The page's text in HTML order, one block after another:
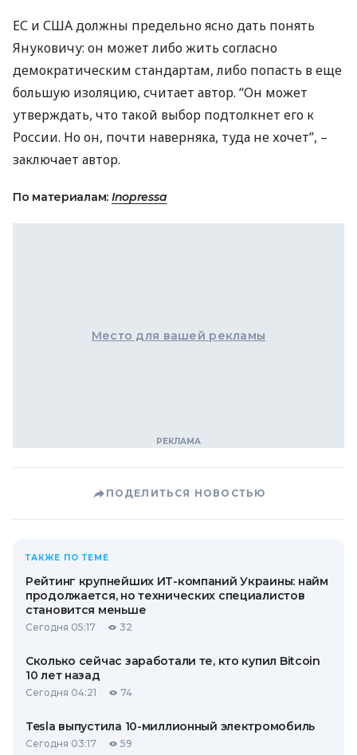
ЕС и СШАдолжны предельно ясно дать понять
Януковичу: он может либо жить согласно
демократическим стандартам, либо попасть в еще
большую изоляцию, считает автор. “Он может
утверждать, что такой выбор подтолкнет его к
России. Но он, почти наверняка, туда не хочет”, –
заключает автор.
По материалам: Inopressa
Место для вашей рекламы
ПОДЕЛИТЬСЯ НОВОСТЬЮ
ТАКЖЕ ПО ТЕМЕ
Рейтинг крупнейших ИТ-компаний Украины: найм
продолжается, но технических специалистов
становится меньше
Сегодня 05:17 32
Сколько сейчас заработали те, кто купил Bitcoin
10 лет назад
Сегодня 04:21 74
Tesla выпустила 10-миллионный электромобиль
Сегодня 03:17 59